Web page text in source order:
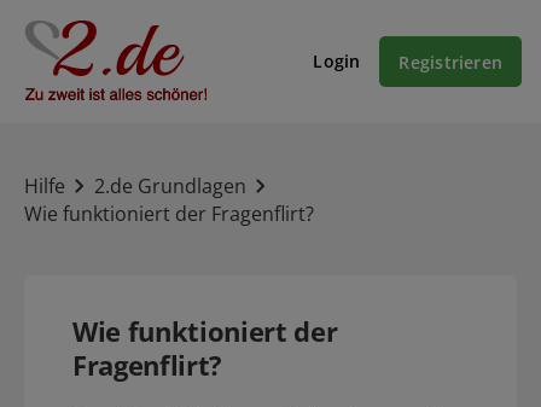
Login Registrieren
Hilfe
2.de Grundlagen
Wie funktioniert der Fragenflirt?
Wie funktioniert der
Fragenflirt?